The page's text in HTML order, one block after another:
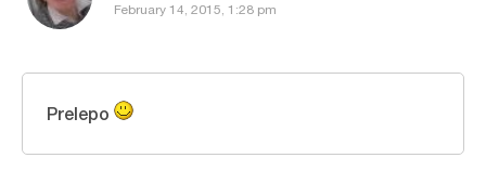
February 14, 2015, 1:28 pm
Prelepo